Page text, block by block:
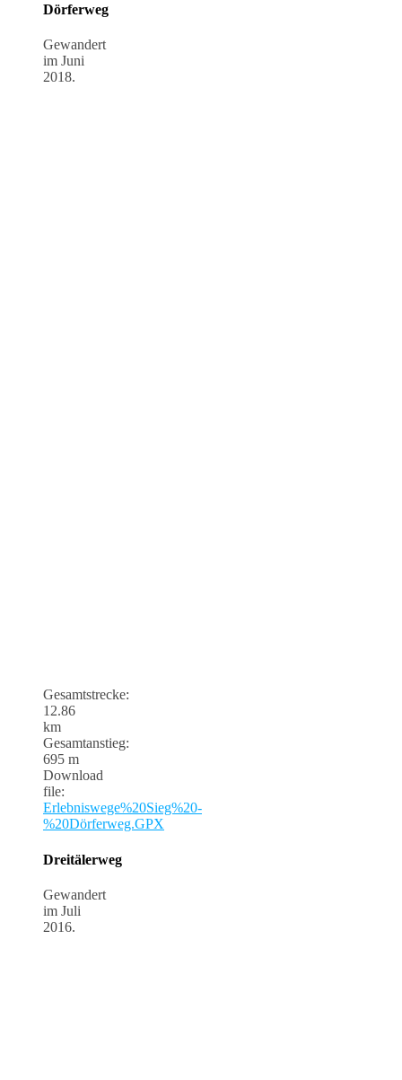
Dörferweg
Gewandert
im Juni
2018.
Gesamtstrecke:
12.86
km
Gesamtanstieg:
695 m
Download
file:
Erlebniswege%20Sieg%20-
%20Dörferweg.GPX
Dreitälerweg
Gewandert
im Juli
2016.